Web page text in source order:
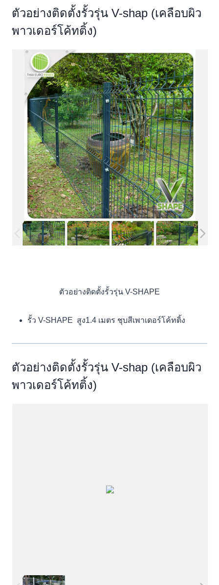
ตัวอย่างติดตั้งรั้วรุ่น V-shap (เคลือบผิว
พาวเดอร์โค้ทติ้ง)
ตัวอย่างติดตั้งรั้วรุ่น V-SHAPE
รั้ว V-SHAPE สูง1.4 เมตร ชุบสีเพาเดอร์โค้ทติ้ง
ตัวอย่างติดตั้งรั้วรุ่น V-shap (เคลือบผิว
พาวเดอร์โค้ทติ้ง)